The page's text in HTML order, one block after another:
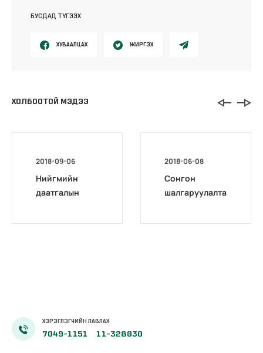
БУСДАД ТҮГЭЭХ
ХУВААЛЦАХ ЖИРГЭХ
ХОЛБООТОЙ МЭДЭЭ
2018-09-06
Нийгмийн
даатгалын
2018-06-08
Сонгон
шалгаруулалта
ХЭРЭГЛЭГЧИЙН ЛАВЛАХ
7049-1151 11-328030